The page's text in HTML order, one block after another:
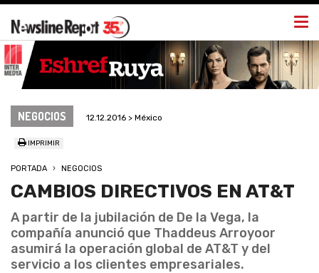
NEGOCIOS 12.12.2016 > México
IMPRIMIR
PORTADA NEGOCIOS
CAMBIOS DIRECTIVOS EN AT&T
A partir de la jubilación de De la Vega, la
compañía anunció que Thaddeus Arroyoor
asumirá la operación global de AT&T y del
servicio a los clientes empresariales.